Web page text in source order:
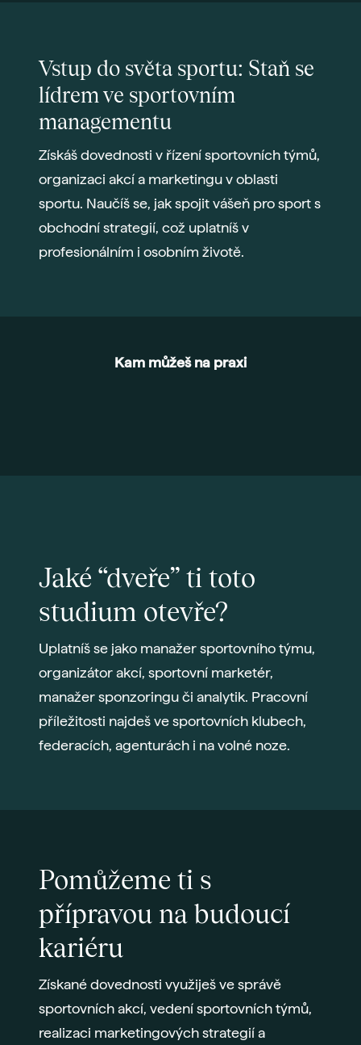
Vstup do světa sportu: Staň se
lídrem ve sportovním
managementu
Získáš dovednosti v řízení sportovních týmů,
organizaci akcí a marketingu v oblasti
sportu. Naučíš se, jak spojit vášeň pro sport s
obchodní strategií, což uplatníš v
profesionálním i osobním životě.
Kam můžeš na praxi
Jaké “dveře” ti toto
studium otevře?
Uplatníš se jako manažer sportovního týmu,
organizátor akcí, sportovní marketér,
manažer sponzoringu či analytik. Pracovní
příležitosti najdeš ve sportovních klubech,
federacích, agenturách i na volné noze.
Pomůžeme ti s
přípravou na budoucí
kariéru
Získané dovednosti využiješ ve správě
sportovních akcí, vedení sportovních týmů,
realizaci marketingových strategií a